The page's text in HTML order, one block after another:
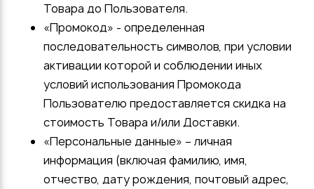
Товара до Пользователя.
«Промокод» - определенная
последовательность символов, при условии
активации которой и соблюдении иных
условий использования Промокода
Пользователю предоставляется скидка на
стоимость Товара и/или Доставки.
«Персональные данные» – личная
информация (включая фамилию, имя,
отчество, дату рождения, почтовый адрес,